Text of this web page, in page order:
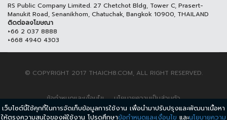
RS Public Company Limited. 27 Chetchot Bldg, Tower C, Prasert-
Manukit Road, Senanikhom, Chatuchak, Bangkok 10900, THAILAND
ติดต่อลงโฆษณา
+66 2 037 8888
+668 4940 4303
© COPYRIGHT 2017 THAICH8.COM, ALL RIGHT RESERVED.
ข้อกำหนดและเงื่อนไข นโยบายความเป็นส่วนตัว
เว็บไซต์นี้ใช้คุกกี้ในการจัดเก็บข้อมูลการใช้งาน เพื่อนำมาปรับปรุงและพัฒนาเนื้อหา
ให้ตรงความสนใจของผู้ใช้งาน โปรดศึกษาข้อกำหนดและเงื่อนไข และนโยบายความ